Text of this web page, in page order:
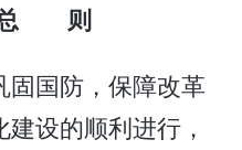
总 则
国防，保障改革
设的顺利进行，